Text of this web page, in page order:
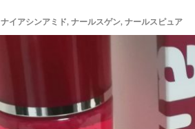
ナイアシンアミド, ナールスゲン, ナールスピュア